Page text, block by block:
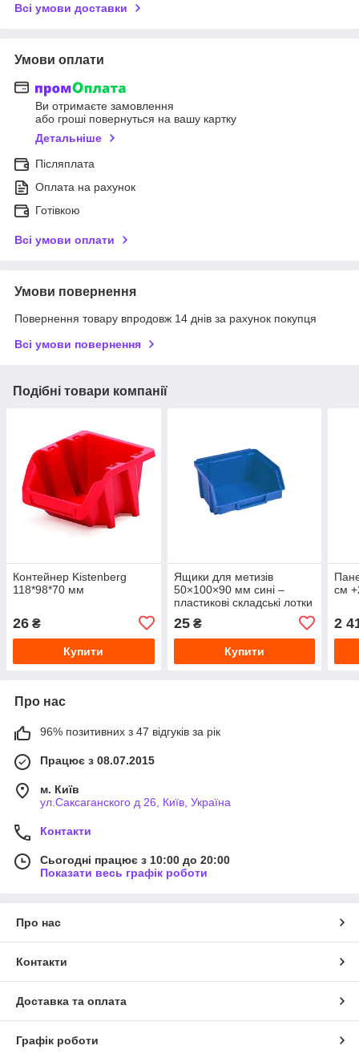
Всі умови доставки
Умови оплати
Ви отримаєте замовлення
або гроші повернуться на вашу картку
Детальніше
Післяплата
Оплата на рахунок
Готівкою
Всі умови оплати
Умови повернення
Повернення товару впродовж 14 днів за рахунок покупця
Всі умови повернення
Подібні товари компанії
Контейнер Kistenberg
118*98*70 мм
26 ₴
Купити
Ящики для метизів
50×100×90 мм сині –
пластикові складські лотки
25₴
Купити
см
2
Про нас
96% позитивних з 47 відгуків за рік
Працює з 08.07.2015
м. Київ
ул.Саксаганского д 26, Київ, Україна
Контакти
Сьогодні працює з 10:00 до 20:00
Показати весь графік роботи
Про нас
Контакти
Доставка та оплата
Графік роботи